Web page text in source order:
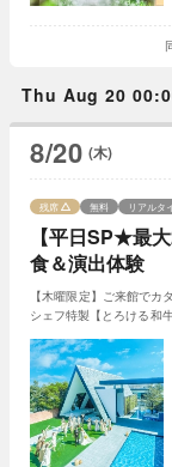
Thu Aug 20
8/20 (木)
【平日SP★最
食＆演出体験
残席 無料 リアルタ
【木曜限定】ご来館で
シェフ特製【とろける和